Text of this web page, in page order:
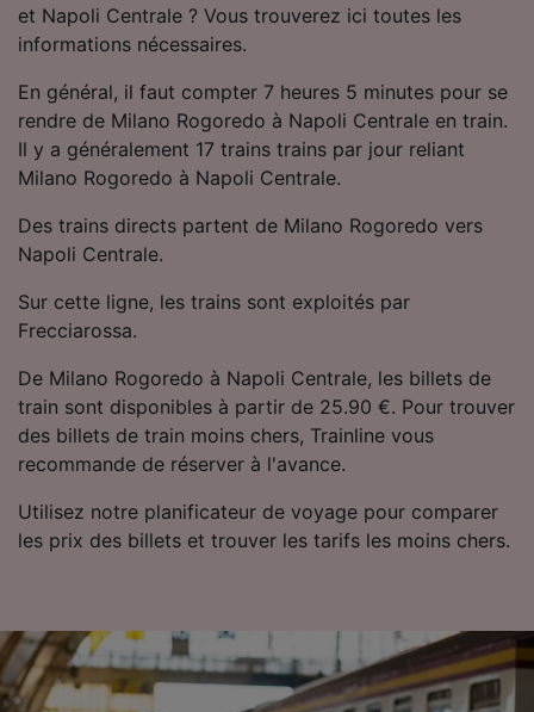
et Napoli Centrale ? Vous trouverez ici toutes les
informations nécessaires.
En général, il faut compter 7 heures 5 minutes pour se
rendre de Milano Rogoredo à Napoli Centrale en train.
Il y a généralement 17 trains trains par jour reliant
Milano Rogoredo à Napoli Centrale.
Des trains directs partent de Milano Rogoredo vers
Napoli Centrale.
Sur cette ligne, les trains sont exploités par
Frecciarossa.
De Milano Rogoredo à Napoli Centrale, les billets de
train sont disponibles à partir de 25.90 €. Pour trouver
des billets de train moins chers, Trainline vous
recommande de réserver à l'avance.
Utilisez notre planificateur de voyage pour comparer
les prix des billets et trouver les tarifs les moins chers.
Utiliser des données de géolocalisation
précises. Analyser activement les
l’identification. Stocker et/ou accéder à des
informations sur un appareil. Publicités et
contenu personnalisés, mesure de
performance des publicités et du contenu,
études d’audience et développement de
Liste de nos partenaires (fournisseurs)